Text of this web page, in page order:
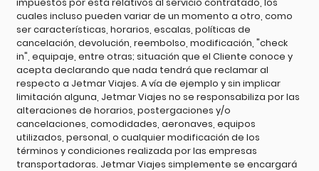
impuestos por esta relativos al servicio contratado, los
cuales incluso pueden variar de un momento a otro, como
ser características, horarios, escalas, políticas de
cancelación, devolución, reembolso, modificación, "check
in", equipaje, entre otras; situación que el Cliente conoce y
acepta declarando que nada tendrá que reclamar al
respecto a Jetmar Viajes. A vía de ejemplo y sin implicar
limitación alguna, Jetmar Viajes no se responsabiliza por las
alteraciones de horarios, postergaciones y/o
cancelaciones, comodidades, aeronaves, equipos
utilizados, personal, o cualquier modificación de los
términos y condiciones realizada por las empresas
transportadoras. Jetmar Viajes simplemente se encargará